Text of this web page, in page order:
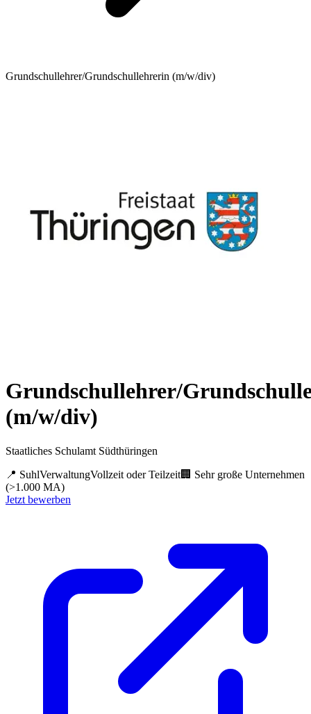
Grundschullehrer/Grundschullehrerin (m/w/div)
Grundschullehrer/
(m/w/div)
Staatliches Schulamt Südthüringen
📍 SuhlVerwaltungVollzeit oder Teilzeit🏢 Sehr große Unternehmen
(>1.000 MA)
Jetzt bewerben